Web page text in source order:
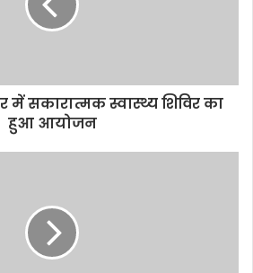
में सकारात्मक स्वास्थ्य शिविर का
हुआ आयोजन